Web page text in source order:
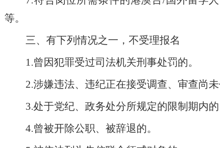
等。
三、有下列情况之一，不受理报名
1.曾 因犯罪受过司法机关刑事处罚的。
2.涉嫌违法、违纪正在接受调查、 审查尚
3.处于党纪、 政务处分所规定的限制期内的
4.曾被开除公职、被辞退的。